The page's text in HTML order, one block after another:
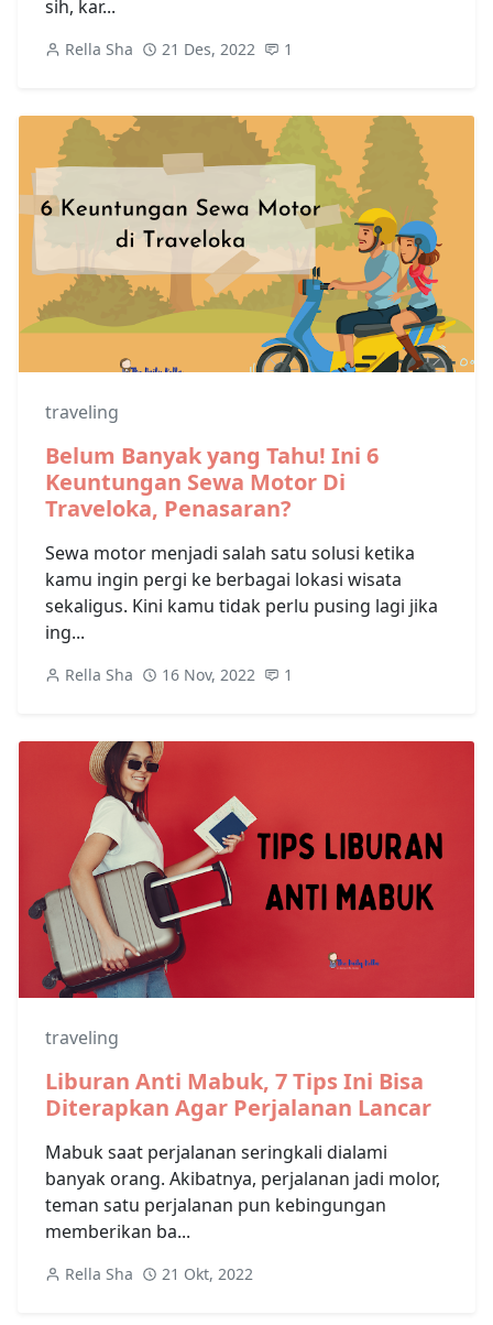
sih, kar...
Rella Sha 21 Des, 2022 1
traveling
Belum Banyak yang Tahu! Ini 6
Keuntungan Sewa Motor Di
Traveloka, Penasaran?
Sewa motor menjadi salah satu solusi ketika
kamu ingin pergi ke berbagai lokasi wisata
sekaligus. Kini kamu tidak perlu pusing lagi jika
ing...
Rella Sha 16 Nov, 2022 1
traveling
Liburan Anti Mabuk, 7 Tips Ini Bisa
Diterapkan Agar Perjalanan Lancar
Mabuk saat perjalanan seringkali dialami
banyak orang. Akibatnya, perjalanan jadi molor,
teman satu perjalanan pun kebingungan
memberikan ba...
Rella Sha 21 Okt, 2022